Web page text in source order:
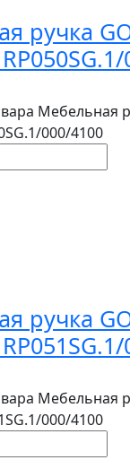
ручка
Мебельная
000/4100
ручка
Мебельная
000/4100